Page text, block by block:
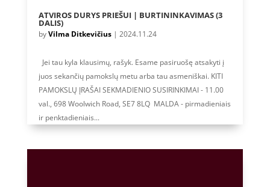
ATVIROS DURYS PRIEŠUI | BURTININKAVIMAS (3
DALIS)
byVilma Ditkevičius| 2024.11.24
Jei tau kyla klausimų, rašyk. Esame pasiruošę atsakyti į
juos sekančių pamokslų metu arba tau asmeniškai. KITI
PAMOKSLŲ ĮRAŠAI SEKMADIENIO SUSIRINKIMAI - 11.00
val., 698 Woolwich Road, SE7 8LQ MALDA - pirmadieniais
ir penktadieniais...